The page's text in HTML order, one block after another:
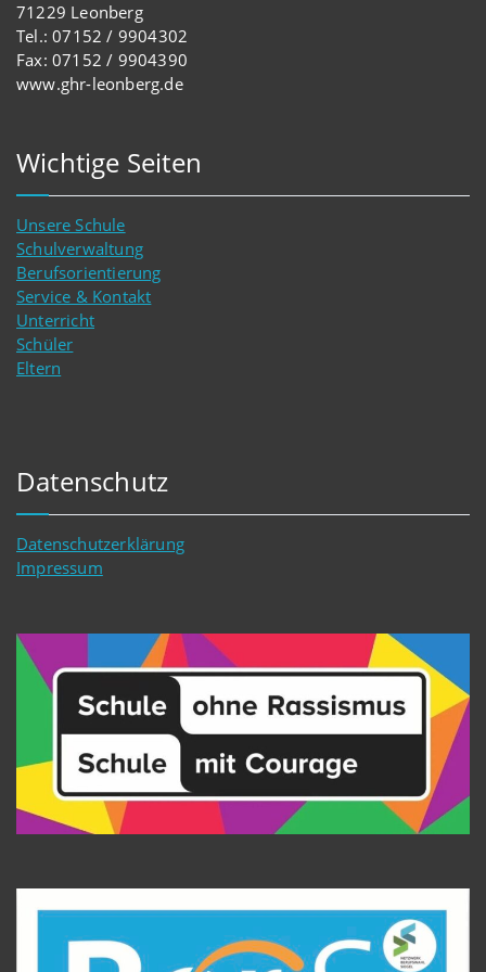
71229 Leonberg
Tel.: 07152 / 9904302
Fax: 07152 / 9904390
www.ghr-leonberg.de
Wichtige Seiten
Unsere Schule
Schulverwaltung
Berufsorientierung
Service & Kontakt
Unterricht
Schüler
Eltern
Datenschutz
Datenschutzerklärung
Impressum